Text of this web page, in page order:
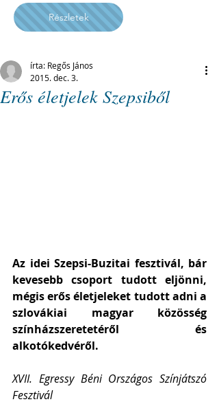
Részletek
Erős életjelek Szepsiből
írta: Regős János
2015. dec. 3.
Az idei Szepsi-Buzitai fesztivál, bár
kevesebb csoport tudott eljönni,
mégis erős életjeleket tudott adni a
szlovákiai magyar közösség
színházszeretetéről és
alkotókedvéről.
XVII. Egressy Béni Országos Színjátszó
Fesztivál